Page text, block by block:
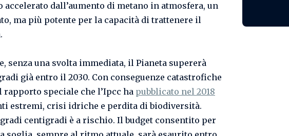
dall’aumento di metano in atmosfera, un
ma più potente per la capacità di trattenere il
senza una svolta immediata, il Pianeta supererà
già entro il 2030. Con conseguenze catastrofiche
rapporto speciale che l’Ipcc ha pubblicato nel 2018
estremi, crisi idriche e perdita di biodiversità.
centigradi è a rischio. Il budget consentito per